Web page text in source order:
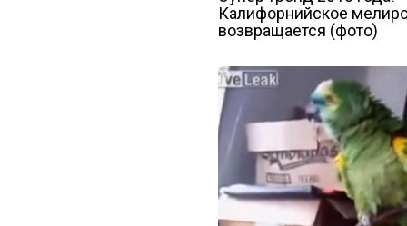
Калифорнийское
возвращается (фото)